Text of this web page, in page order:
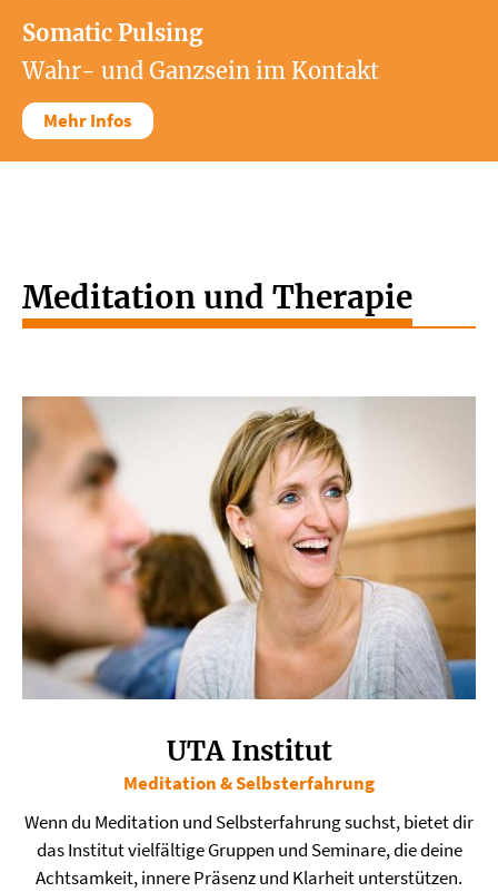
Somatic Pulsing
Wahr- und Ganzsein im Kontakt
Mehr Infos
Meditation und Therapie
UTA Institut
Meditation & Selbsterfahrung
Wenn du Meditation und Selbsterfahrung suchst, bietet dir
das Institut vielfältige Gruppen und Seminare, die deine
Achtsamkeit, innere Präsenz und Klarheit unterstützen.